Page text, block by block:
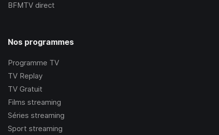
BFMTV direct
Nos programmes
Programme TV
TV Replay
TV Gratuit
Films streaming
Séries streaming
Sport streaming